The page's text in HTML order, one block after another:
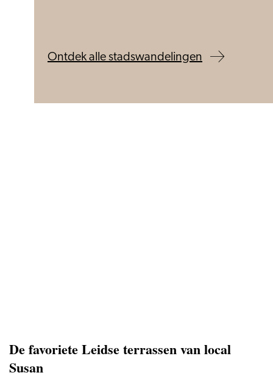
Ontdek alle stadswandelingen
De favoriete Leidse terrassen van local
Susan